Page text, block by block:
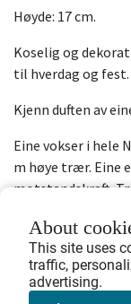
Høyde: 17 cm.
Koselig og
til hverdag og fest.
Kjenn duften av
Eine vokser i hele
m høye trær. Eine
motstandskraft.
Einebærene
Einer har en
About
This site uses
traffic,
advertising.